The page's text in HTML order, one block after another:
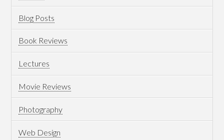
Blog Posts
Book Reviews
Lectures
Movie Reviews
Photography
Web Design